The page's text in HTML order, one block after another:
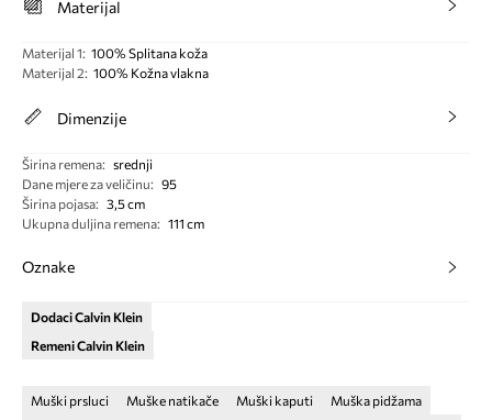
Materijal
Materijal 1: 100% Splitana koža
Materijal 2: 100% Kožna vlakna
Dimenzije
Širina remena: srednji
Dane mjere za veličinu: 95
Širina pojasa: 3,5 cm
Ukupna duljina remena: 111 cm
Oznake
Dodaci Calvin Klein
Remeni Calvin Klein
Muški prsluci Muške natikače Muški kaputi
Muška pidžama